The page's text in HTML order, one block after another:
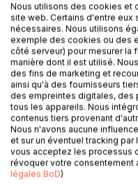
DESCRIPTION
HUMOUR, IRONIE,
sans méchanceté. Un
histoires vécues, un
non, de tous horizons se
riront. De petites
certains textes. Un livre
Nous utilisons des cookies et
site web. Certains d'entre
nécessaires. Nous utilisons
exemple des cookies ou des
côté serveur) pour mesurer la
manière dont il est utilisé.
des fins de marketing et
ainsi qu'à des fournisseurs
des empreintes digitales, des
tous les appareils. Nous
contenus tiers provenant
Nous n'avons aucune
et sur un éventuel tracking
vous acceptez les processus
révoquer votre consentement
légales BoD)